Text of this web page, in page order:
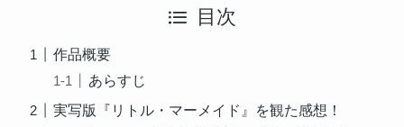
目次
作品概要
あらすじ
実写版『リトル・マーメイド』を観た感想！